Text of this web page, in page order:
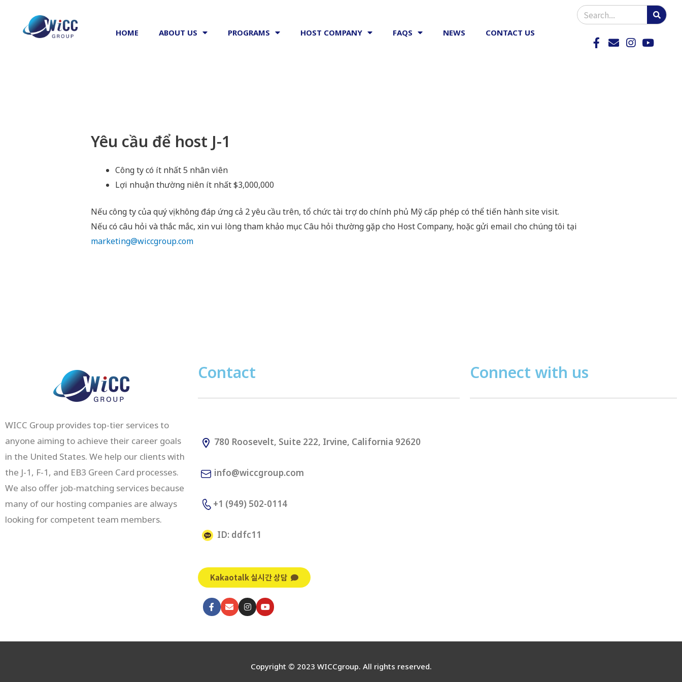
HOME ABOUT US PROGRAMS HOST COMPANY FAQS NEWS CONTACT US
Yêu cầu để host J-1
Công ty có ít nhất 5 nhân viên
Lợi nhuận thường niên ít nhất $3,000,000
Nếu công ty của quý vị không đáp ứng cả 2 yêu cầu trên, tổ chức tài trợ do chính phủ Mỹ cấp phép có thể tiến hành site visit.
Nếu có câu hỏi và thắc mắc, xin vui lòng tham khảo mục Câu hỏi thường gặp cho Host Company, hoặc gửi email cho chúng tôi tại
marketing@wiccgroup.com
WICC Group provides top-tier services to
anyone aiming to achieve their career goals
in the United States. We help our clients with
the J-1, F-1, and EB3 Green Card processes.
We also offer job-matching services because
many of our hosting companies are always
looking for competent team members.
Contact
780 Roosevelt, Suite 222, Irvine, California 92620
info@wiccgroup.com
+1 (949) 502-0114
ID: ddfc11
Kakaotalk 실시간 상담
Connect with us
Copyright © 2023 WICCgroup. All rights reserved.